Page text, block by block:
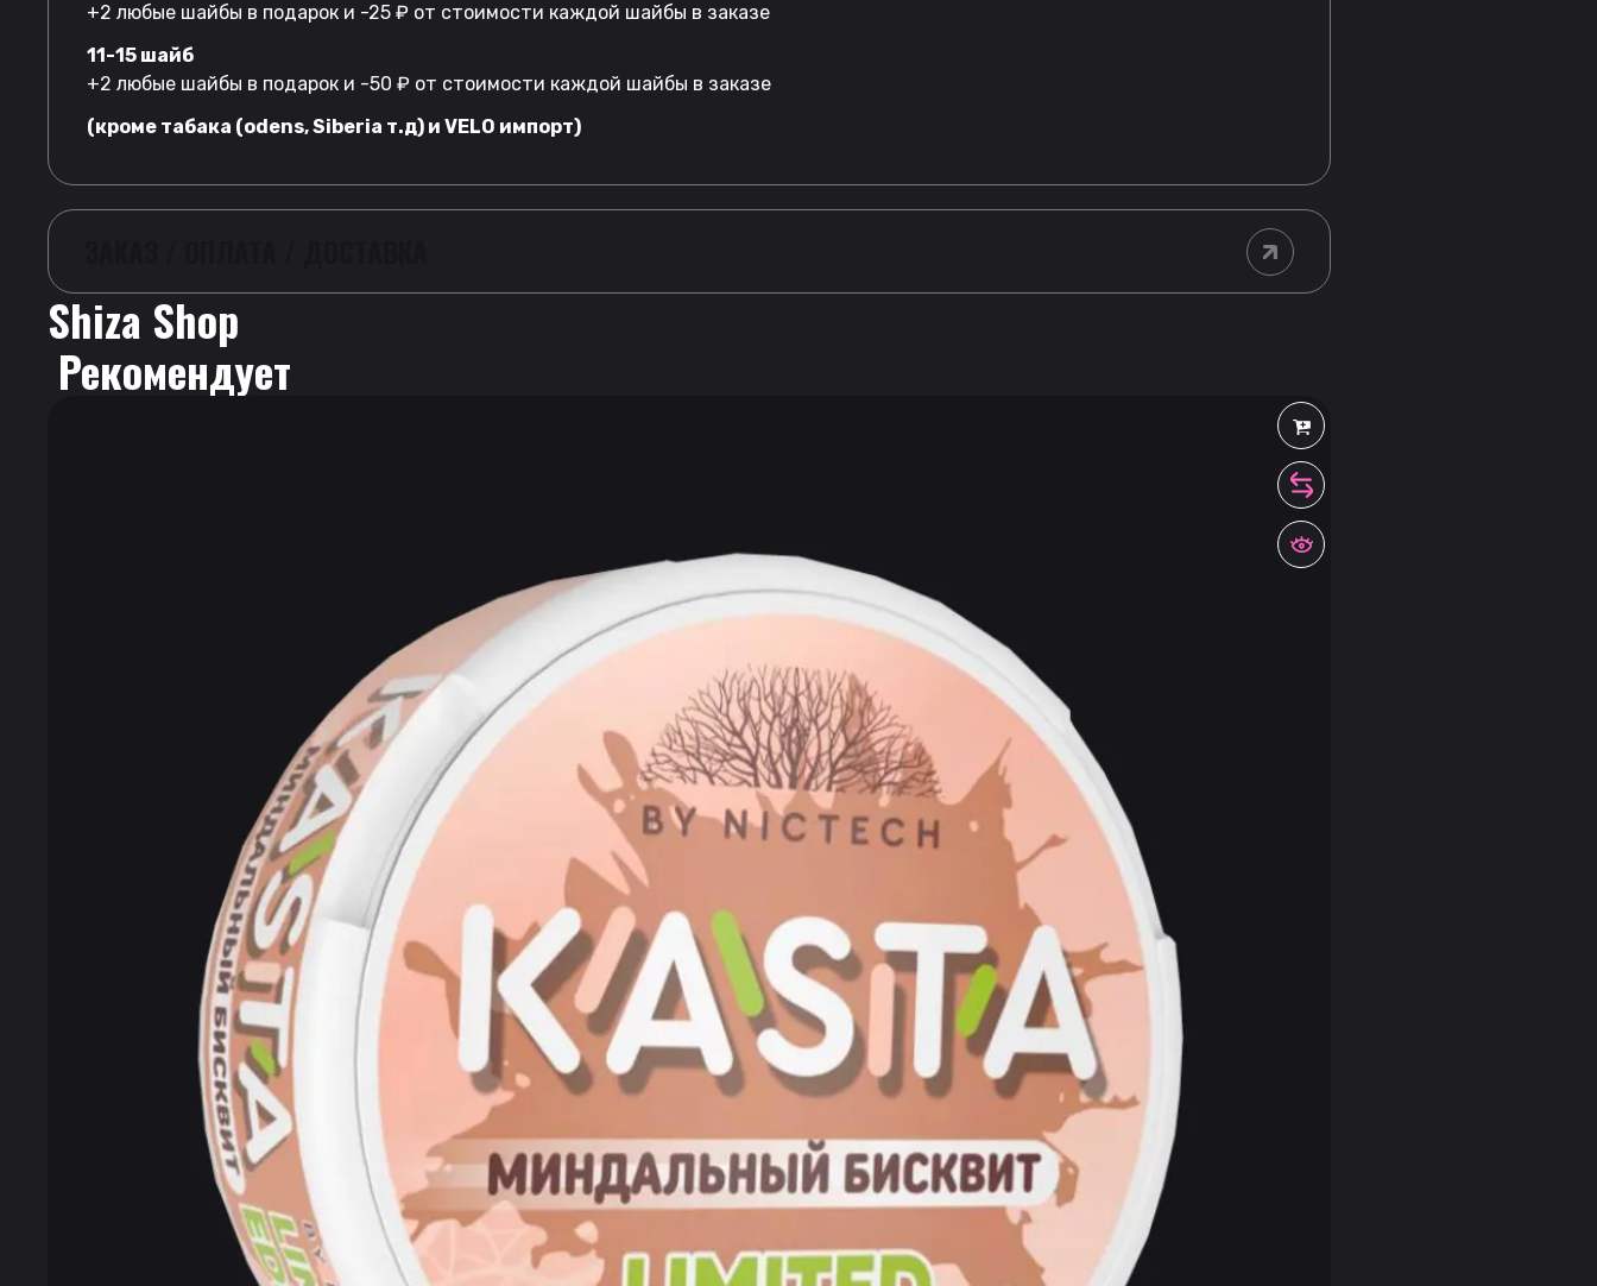
+2 любые шайбы в подарок и -25 ₽ от стоимости каждой шайбы в заказе
11-15 шайб
+2 любые шайбы в подарок и -50 ₽ от стоимости каждой шайбы в заказе
(кроме табака (odens, Siberia т.д) и VELO импорт)
Shiza Shop
Рекомендует